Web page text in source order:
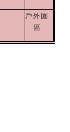
戶外園
區